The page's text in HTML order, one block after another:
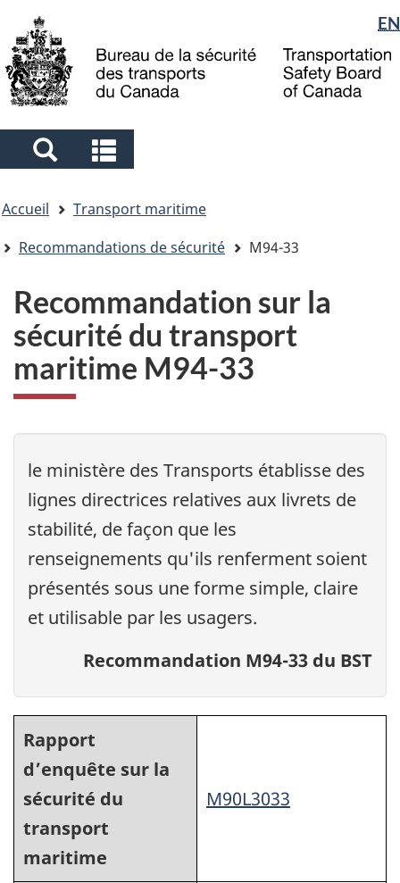
to
main
to
"About
government"
à
la
Sélection
de
la
langue
EN
Search
and
menus
and
menus
êtes
ici
Accueil
Transport maritime
Recommandations de sécurité
M94-33
Recommandation sur la
sécurité du transport
maritime M94-33
le ministère des Transports établisse des
lignes directrices relatives aux livrets de
stabilité, de façon que les
renseignements qu'ils renferment soient
présentés sous une forme simple, claire
et utilisable par les usagers.
Recommandation M94-33 du BST
Rapport
d’enquête sur la
sécurité du
transport
maritime
M90L3033